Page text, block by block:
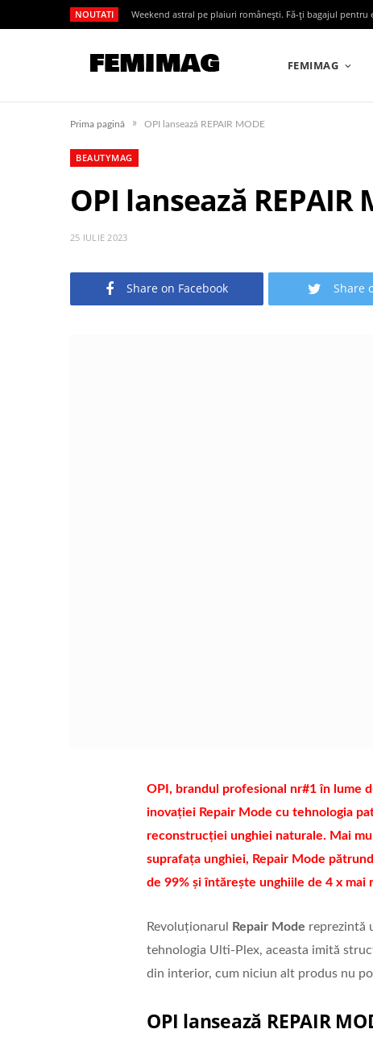
NOUTATI Weekend astral pe plaiuri românești. Fă-ți bagajul pentru
FEMIMAG
Prima pagină » OPI lansează REPAIR MODE
BEAUTYMAG
OPI lansează REPAIR
25 IULIE 2023
Share on Facebook Share
OPI, brandul profesional nr#1 în lume
inovației Repair Mode cu tehnologia
reconstrucției unghiei naturale. Mai
suprafața unghiei, Repair Mode
de 99% și întărește unghiile de 4 x mai
Revoluționarul Repair Mode reprezintă
tehnologia Ulti-Plex, aceasta imită
din interior, cum niciun alt produs nu
OPI lansează REPAIR